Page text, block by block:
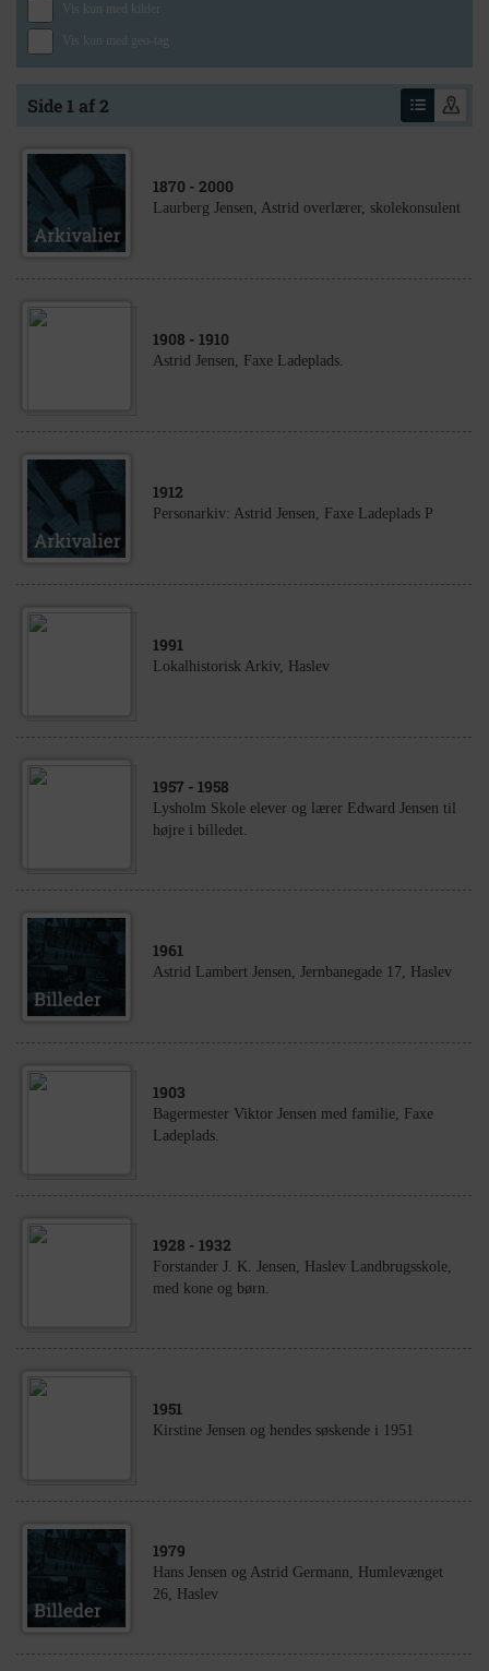
Vis kun med kilder
Vis kun med geo-tag
Side 1 af 2
1870 - 2000
Laurberg Jensen, Astrid overlærer, skolekonsulent
1908 - 1910
Astrid Jensen, Faxe Ladeplads.
1912
Personarkiv: Astrid Jensen, Faxe Ladeplads P
1991
Lokalhistorisk Arkiv, Haslev
1957 - 1958
Lysholm Skole elever og lærer Edward Jensen til
højre i billedet.
1961
Astrid Lambert Jensen, Jernbanegade 17, Haslev
1903
Bagermester Viktor Jensen med familie, Faxe
Ladeplads.
1928 - 1932
Forstander J. K. Jensen, Haslev Landbrugsskole,
med kone og børn.
1951
Kirstine Jensen og hendes søskende i 1951
1979
Hans Jensen og Astrid Germann, Humlevænget
26, Haslev